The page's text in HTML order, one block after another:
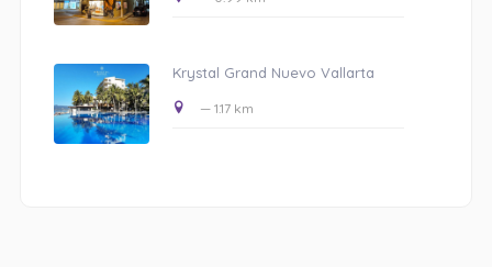
Krystal Grand Nuevo Vallarta
— 1.17 km